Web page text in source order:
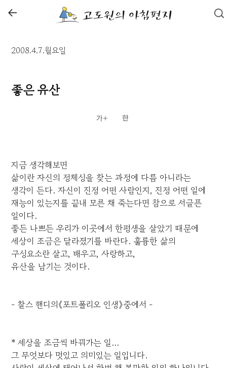
←
2008.4.7.월요일
좋은 유산
지금 생각해보면
삶이란 자신의 정체성을 찾는 과정에 다름 아니라는
생각이 든다. 자신이 진정 어떤 사람인지, 진정 어떤 일에
재능이 있는지를 끝내 모른 채 죽는다면 참으로 서글픈
일이다.
좋든 나쁘든 우리가 이곳에서 한평생을 살았기 때문에
세상이 조금은 달라졌기를 바란다. 훌륭한 삶의
구성요소란 살고, 배우고, 사랑하고,
유산을 남기는 것이다.
- 찰스 핸디의《포트폴리오 인생》중에서 -
* 세상을 조금씩 바꿔가는 일...
그 무엇보다 멋있고 의미있는 일입니다.